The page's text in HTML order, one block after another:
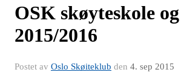
OSK skøyteskole
2015/2016
Postet av Oslo Skøiteklub den 4. sep 2015